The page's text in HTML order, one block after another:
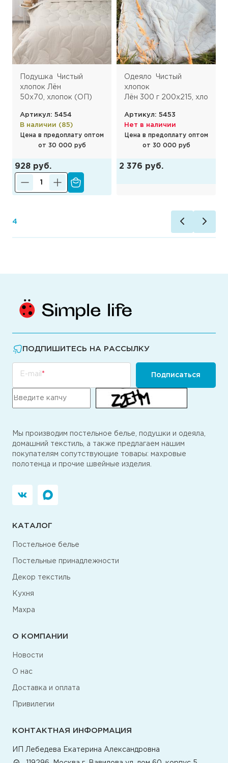
Подушка Чистый
хлопок Лён
50х70, хлопок (ОП)
Артикул: 5454
В наличии (85)
Цена в предоплату оптом
от 30 000 руб
928 руб.
Одеяло Чистый
хлопок
Лён 300 г 200х215, хлопок
Артикул: 5453
Нет в наличии
Цена в предоплату оптом
от 30 000 руб
2 376 руб.
4
ПОДПИШИТЕСЬ НА РАССЫЛКУ
E-mail Подписаться
Мы производим постельное белье, подушки и одеяла,
домашний текстиль, а также предлагаем нашим
покупателям сопутствующие товары: махровые
полотенца и прочие швейные изделия.
КАТАЛОГ
Постельное белье
Постельные принадлежности
Декор текстиль
Кухня
Махра
О КОМПАНИИ
Новости
О нас
Доставка и оплата
Привилегии
КОНТАКТНАЯ ИНФОРМАЦИЯ
ИП Лебедева Екатерина Александровна